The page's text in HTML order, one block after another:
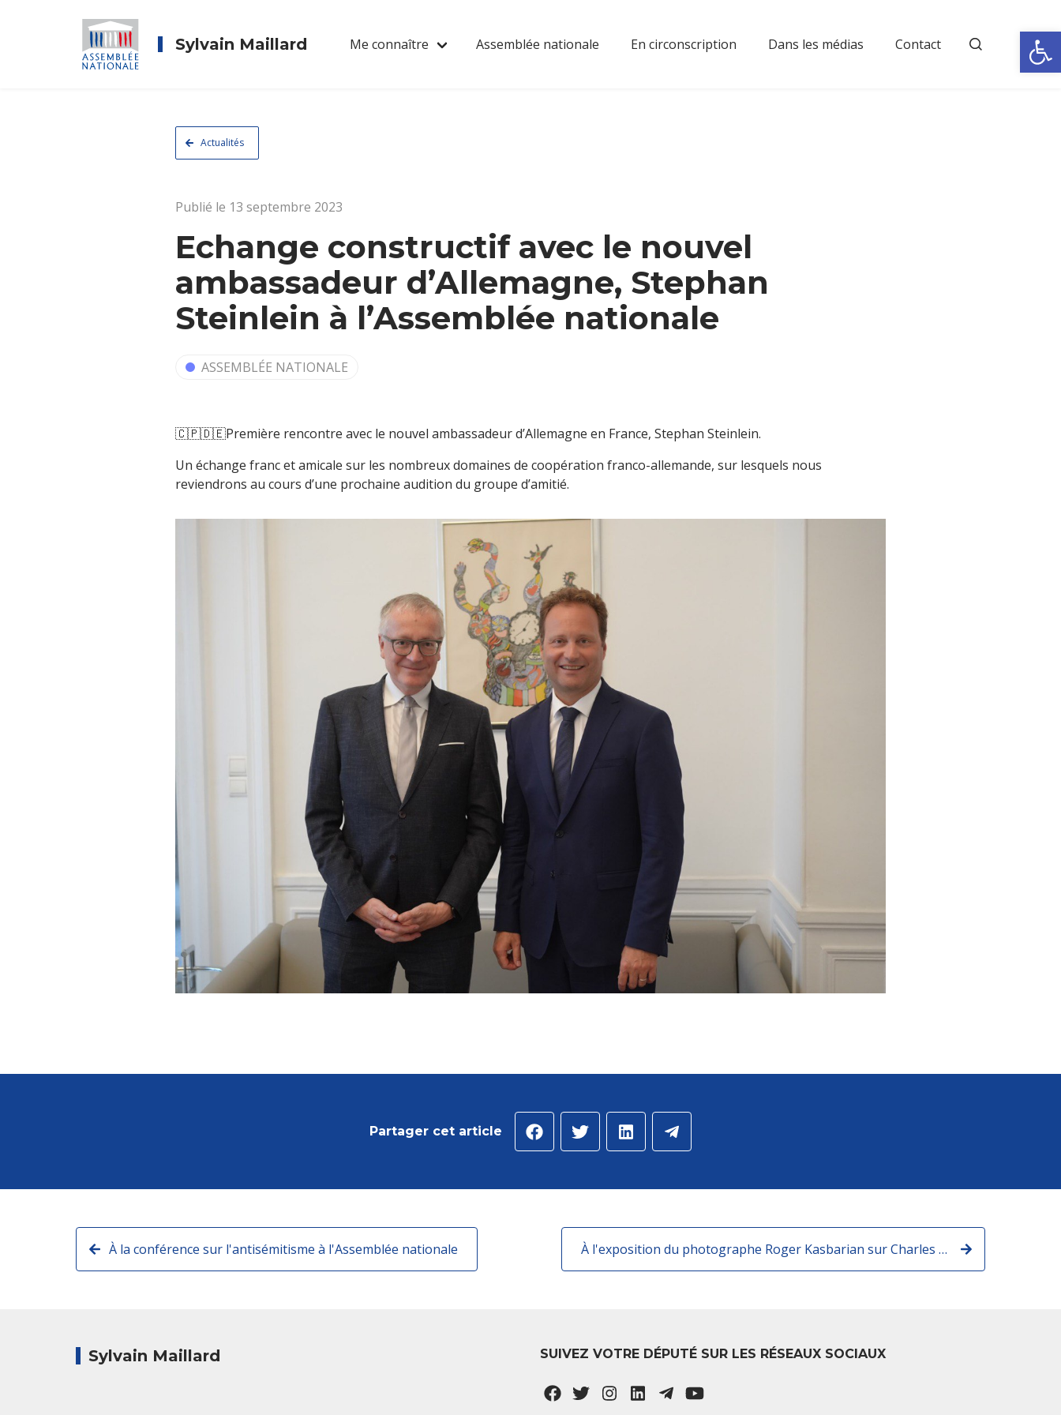
Ouvrir
Sylvain Maillard Me connaître Assemblée nationale En circonscription Dans les médias Contact
Actualités
Publié le 13 septembre 2023
Echange constructif avec le nouvel
ambassadeur d’Allemagne, Stephan
Steinlein à l’Assemblée nationale
ASSEMBLÉE NATIONALE
🇨🇵🇩🇪Première rencontre avec le nouvel ambassadeur d’Allemagne en France, Stephan Steinlein.
Un échange franc et amicale sur les nombreux domaines de coopération franco-allemande, sur lesquels nous
reviendrons au cours d’une prochaine audition du groupe d’amitié.
Partager cet article
À la conférence sur l'antisémitisme à l'Assemblée nationale À l'exposition du photographe Roger Kasbarian sur Charles Aznavour
Sylvain Maillard SUIVEZ VOTRE DÉPUTÉ SUR LES RÉSEAUX SOCIAUX